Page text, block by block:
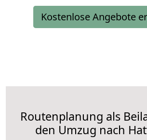
Kostenlose Angebote
Routenplanung als
den Umzug nach